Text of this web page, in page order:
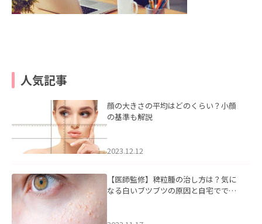
人気記事
顔の大きさの平均はどのくらい？小顔
の基準も解説
2023.12.12
【医師監修】稗粒腫の治し方は？気に
なる白いブツブツの原因と自宅ででき